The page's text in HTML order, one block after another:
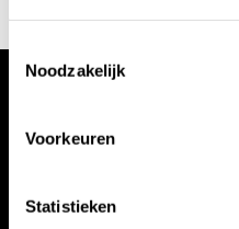
Toestemmingsselectie
Noodzakelijk
Voorkeuren
Statistieken